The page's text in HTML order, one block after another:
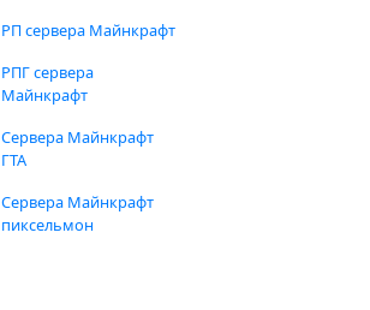
РП сервера Майнкрафт
РПГ сервера
Майнкрафт
Сервера Майнкрафт
ГТА
Сервера Майнкрафт
пиксельмон